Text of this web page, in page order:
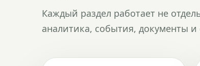
Каждый раздел работает не
аналитика, события, документы и